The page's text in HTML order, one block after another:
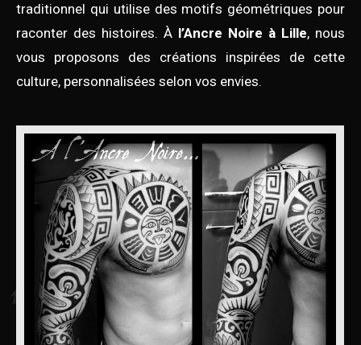
traditionnel qui utilise des motifs géométriques pour
raconter des histoires. À l’Ancre Noire à Lille, nous
vous proposons des créations inspirées de cette
culture, personnalisées selon vos envies.